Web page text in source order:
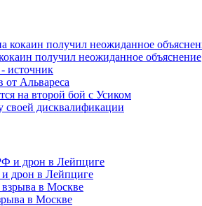
получил неожиданное объяснение
источник
Альвареса
на второй бой с Усиком
своей дисквалификации
дрон в Лейпциге
в Москве